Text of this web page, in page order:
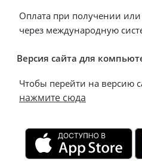
Оплата при получении или
через международную
Версия сайта для
Чтобы перейти на версию
нажмите сюда